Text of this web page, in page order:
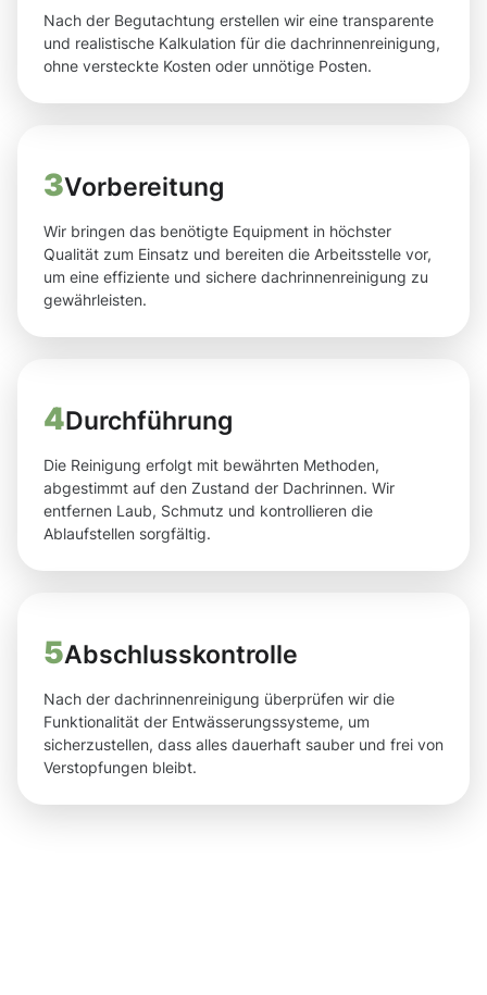
Nach der Begutachtung erstellen wir eine transparente
und realistische Kalkulation für die dachrinnenreinigung,
ohne versteckte Kosten oder unnötige Posten.
3Vorbereitung
Wir bringen das benötigte Equipment in höchster
Qualität zum Einsatz und bereiten die Arbeitsstelle vor,
um eine effiziente und sichere dachrinnenreinigung zu
gewährleisten.
4Durchführung
Die Reinigung erfolgt mit bewährten Methoden,
abgestimmt auf den Zustand der Dachrinnen. Wir
entfernen Laub, Schmutz und kontrollieren die
Ablaufstellen sorgfältig.
5Abschlusskontrolle
Nach der dachrinnenreinigung überprüfen wir die
Funktionalität der Entwässerungssysteme, um
sicherzustellen, dass alles dauerhaft sauber und frei von
Verstopfungen bleibt.